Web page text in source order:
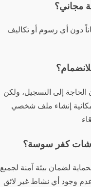
مجاني؟
دون أي رسوم أو تكاليف
إلى التسجيل، ولكن
إنشاء ملف شخصي
شات كفر سوسة؟
لضمان بيئة آمنة لجميع
وجود أي نشاط غير لائق